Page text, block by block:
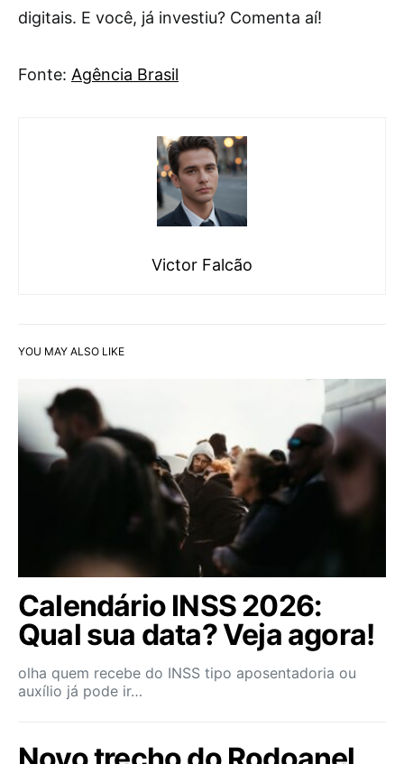
digitais. E você, já investiu? Comenta aí!
Fonte: Agência Brasil
Victor Falcão
YOU MAY ALSO LIKE
Calendário INSS 2026:
Qual sua data? Veja agora!
olha quem recebe do INSS tipo aposentadoria ou
auxílio já pode ir…